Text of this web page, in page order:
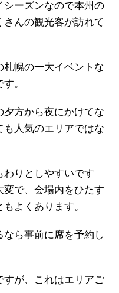
シーズンなので本州の
さんの観光客が訪れて
幌の一大イベントな
。
方から夜にかけてな
人気のエリアではな
わりとしやすいです
で、会場内をひたす
よくあります。
ら事前に席を予約し
すが、これはエリアご